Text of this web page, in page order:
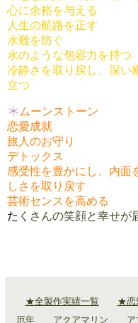
心に余裕を与える
人生の航路を正す
水難を防ぐ
水のような包容力を持つ
冷静さを取り戻し、深い
立つ
ムーンストーン
恋愛成就
旅人のお守り
デトックス
感受性を豊かにし、内面
しさを取り戻す
芸術センスを高める
た くさんの笑顔と幸せが
★全製作実績一覧 ★恋
厄年
アクアマリン ア